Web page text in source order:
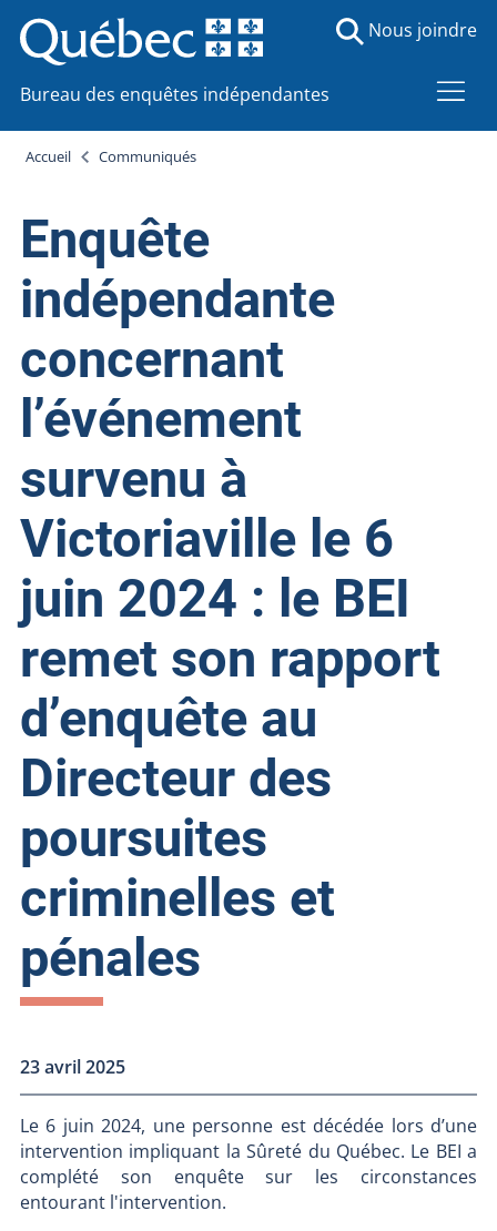
Bureau des enquêtes indépendantes
Nous joindre
Accueil Communiqués
Enquête
indépendante
concernant
l’événement
survenu à
Victoriaville le 6
juin 2024 : le BEI
remet son rapport
d’enquête au
Directeur des
poursuites
criminelles et
pénales
23 avril 2025
Le 6 juin 2024, une personne est décédée lors d’une
intervention impliquant la Sûreté du Québec. Le BEI a
complété son enquête sur les circonstances
entourant l'intervention.